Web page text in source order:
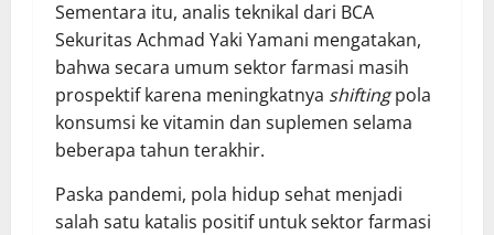
Sementara itu, analis teknikal dari BCA
Sekuritas Achmad Yaki Yamani mengatakan,
bahwa secara umum sektor farmasi masih
prospektif karena meningkatnya shiftingpola
konsumsi ke vitamin dan suplemen selama
beberapa tahun terakhir.
Paska pandemi, pola hidup sehat menjadi
salah satu katalis positif untuk sektor farmasi